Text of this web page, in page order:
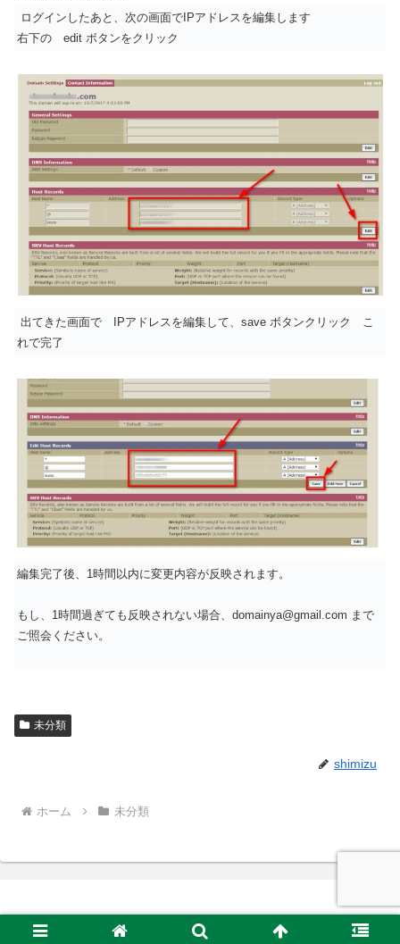
ログインしたあと、次の画面でIPアドレスを編集します
右下の edit ボタンをクリック
出てきた画面で IPアドレスを編集して、save ボタンクリック こ
れで完了
編集完了後、1時間以内に変更内容が反映されます。
もし、1時間過ぎても反映されない場合、domainya@gmail.com まで
ご照会ください。
未分類
shimizu
ホーム 未分類
© 2021 ねお・どめいん屋.